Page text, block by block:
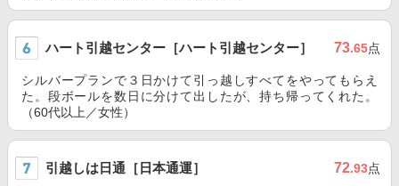
ハート引越センター［ハート引越センター］ 73.65点
シルバープランで３日かけて引っ越しすべてをやってもらえ
た。段ボールを数日に分けて出したが、持ち帰ってくれた。
（60代以上／女性）
引越しは日通［日本通運］ 72.93点